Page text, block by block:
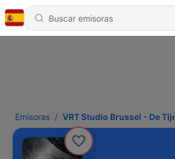
Emisoras VRT Studio Brussel - De